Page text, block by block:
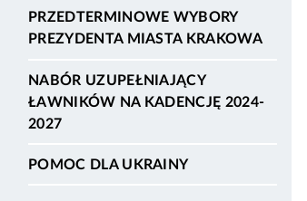
PRZEDTERMINOWE WYBORY
PREZYDENTA MIASTA KRAKOWA
NABÓR UZUPEŁNIAJĄCY
ŁAWNIKÓW NA KADENCJĘ 2024-
2027
POMOC DLA UKRAINY